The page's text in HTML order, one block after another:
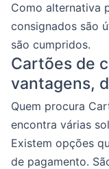
Como alternativa
consignados são
são cumpridos.
Cartões de
vantagens,
Quem procura
encontra várias
Existem opções
de pagamento.